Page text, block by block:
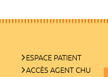
ESPACE PATIENT
ACCÈS AGENT CHU